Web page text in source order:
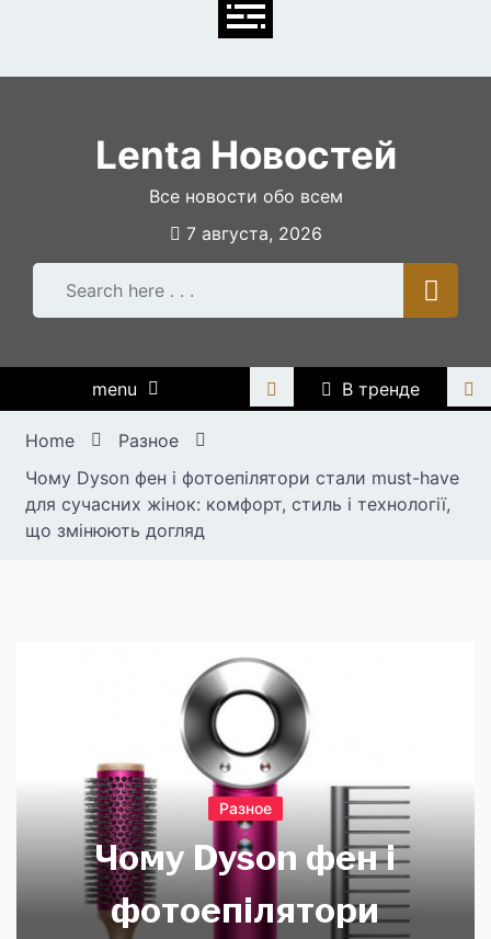
Lenta Новостей
Все новости обо всем
7 августа, 2026
menu В тренде
Home
Разное
Чому Dyson фен і фотоепілятори стали must-have
для сучасних жінок: комфорт, стиль і технології,
що змінюють догляд
Разное
Чому Dyson фен і
фотоепілятори